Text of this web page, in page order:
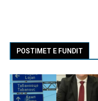
POSTIMET E FUNDIT